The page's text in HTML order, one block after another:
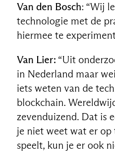
Van den Bosch: “Wij
technologie met de
hiermee te
Van Lier: “Uit
in Nederland maar
iets weten van de
blockchain.
zevenduizend. Dat is
je niet weet wat er op
speelt, kun je er ook